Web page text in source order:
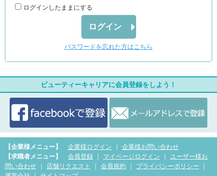
ログインしたままにする
ログイン
パスワードを忘れた方はこちら
ビューティーキャリアに会員登録をしよう！
【企業様メニュー】 企業様ログイン ｜ 企業様お問い合わせ
【求職者メニュー】
会員登録 ｜ マイページログイン ｜
ユーザー様お
問い合わせ ｜ 店舗リクエスト ｜ 会員規約 ｜ プライバシーポリシー ｜